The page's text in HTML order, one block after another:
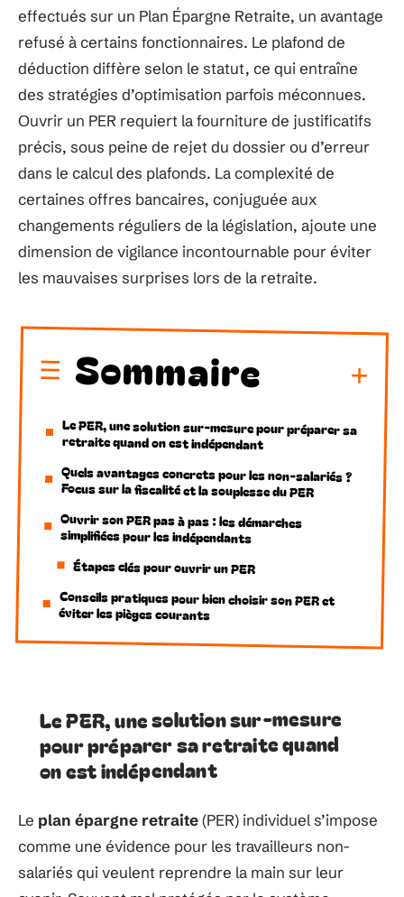
effectués sur un Plan Épargne Retraite, un avantage
refusé à certains fonctionnaires. Le plafond de
déduction diffère selon le statut, ce qui entraîne
des stratégies d’optimisation parfois méconnues.
Ouvrir un PER requiert la fourniture de justificatifs
précis, sous peine de rejet du dossier ou d’erreur
dans le calcul des plafonds. La complexité de
certaines offres bancaires, conjuguée aux
changements réguliers de la législation, ajoute une
dimension de vigilance incontournable pour éviter
les mauvaises surprises lors de la retraite.
Sommaire
Le PER, une solution sur-mesure pour préparer sa
retraite quand on est indépendant
Quels avantages concrets pour les non-salariés ?
Focus sur la fiscalité et la souplesse du PER
Ouvrir son PER pas à pas : les démarches
simplifiées pour les indépendants
Étapes clés pour ouvrir un PER
Conseils pratiques pour bien choisir son PER et
éviter les pièges courants
Le PER, une solution sur-mesure
pour préparer sa retraite quand
on est indépendant
Le plan épargne retraite(PER) individuel s’impose
comme une évidence pour les travailleurs non-
salariés qui veulent reprendre la main sur leur